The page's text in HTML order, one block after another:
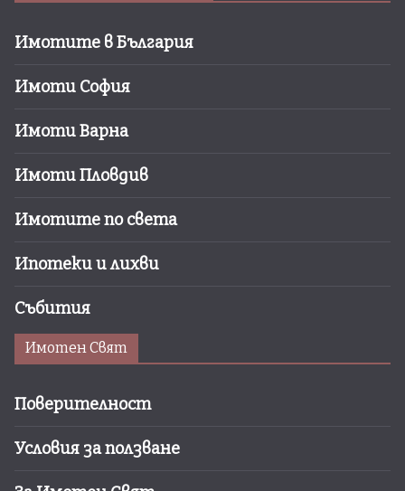
Имотите в България
Имоти София
Имоти Варна
Имоти Пловдив
Имотите по света
Ипотеки и лихви
Събития
Имотен Свят
Поверителност
Условия за ползване